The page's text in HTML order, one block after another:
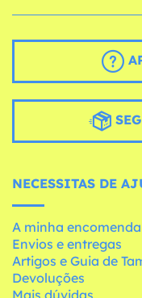
NECESSITAS DE
A minha encomenda
Envios e entregas
Artigos e Guia de
Devoluções
Mais dúvidas